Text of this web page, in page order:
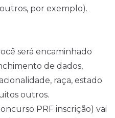
por exemplo).
será encaminhado
de dados,
raça, estado
outros.
PRF inscrição) vai